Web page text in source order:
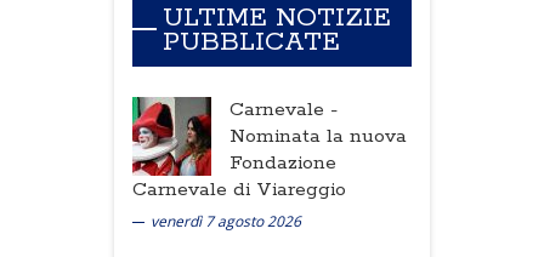
ULTIME NOTIZIE
PUBBLICATE
Carnevale -
Nominata la nuova
Fondazione
Carnevale di Viareggio
venerdì 7 agosto 2026